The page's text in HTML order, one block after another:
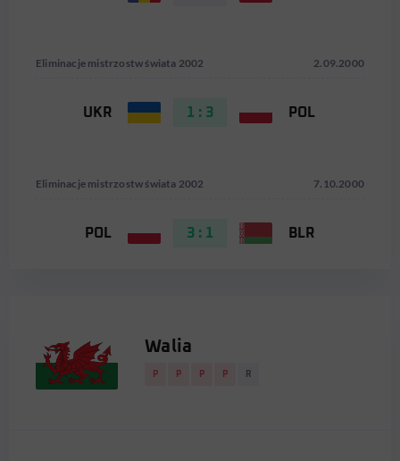
Eliminacje mistrzostw świata 2002 2.09.2000
UKR 1 : 3 POL
Eliminacje mistrzostw świata 2002 7.10.2000
POL 3 : 1 BLR
Walia
P P P P R